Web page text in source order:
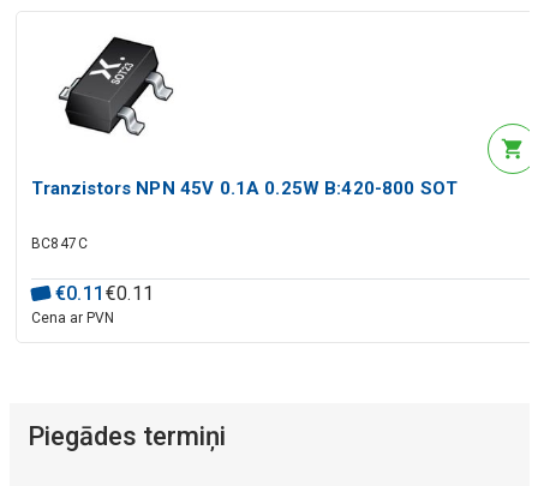
Tranzistors NPN 45V 0.1A 0.25W B:420-800 SOT
BC847C
€0.11 €0.11
Cena ar PVN
Piegādes termiņi